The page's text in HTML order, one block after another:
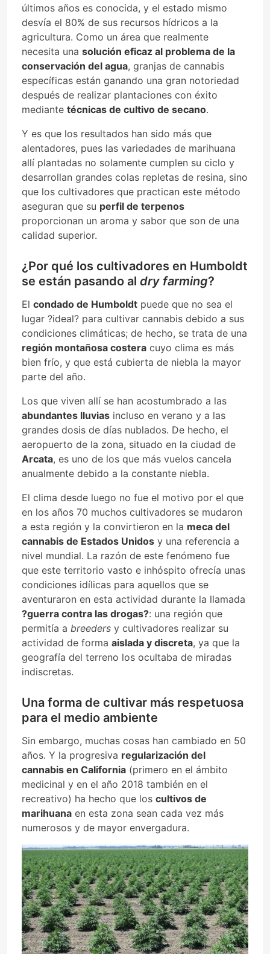
últimos años es conocida, y el estado mismo
desvía el 80% de sus recursos hídricos a la
agricultura. Como un área que realmente
necesita una solución eficaz al problema de la
conservación del agua, granjas de cannabis
específicas están ganando una gran notoriedad
después de realizar plantaciones con éxito
mediante técnicas de cultivo de secano.
Y es que los resultados han sido más que
alentadores, pues las variedades de marihuana
allí plantadas no solamente cumplen su ciclo y
desarrollan grandes colas repletas de resina, sino
que los cultivadores que practican este método
aseguran que su perfil de terpenos
proporcionan un aroma y sabor que son de una
calidad superior.
¿Por qué los cultivadores en Humboldt
se están pasando al dry farming?
El condado de Humboldt puede que no sea el
lugar ?ideal? para cultivar cannabis debido a sus
condiciones climáticas; de hecho, se trata de una
región montañosa costera cuyo clima es más
bien frío, y que está cubierta de niebla la mayor
parte del año.
Los que viven allí se han acostumbrado a las
abundantes lluvias incluso en verano y a las
grandes dosis de días nublados. De hecho, el
aeropuerto de la zona, situado en la ciudad de
Arcata, es uno de los que más vuelos cancela
anualmente debido a la constante niebla.
El clima desde luego no fue el motivo por el que
en los años 70 muchos cultivadores se mudaron
a esta región y la convirtieron en la meca del
cannabis de Estados Unidos y una referencia a
nivel mundial. La razón de este fenómeno fue
que este territorio vasto e inhóspito ofrecía unas
condiciones idílicas para aquellos que se
aventuraron en esta actividad durante la llamada
?guerra contra las drogas?: una región que
permitía a breeders y cultivadores realizar su
actividad de forma aislada y discreta, ya que la
geografía del terreno los ocultaba de miradas
indiscretas.
Una forma de cultivar más respetuosa
para el medio ambiente
Sin embargo, muchas cosas han cambiado en 50
años. Y la progresiva regularización del
cannabis en California (primero en el ámbito
medicinal y en el año 2018 también en el
recreativo) ha hecho que los cultivos de
marihuana en esta zona sean cada vez más
numerosos y de mayor envergadura.